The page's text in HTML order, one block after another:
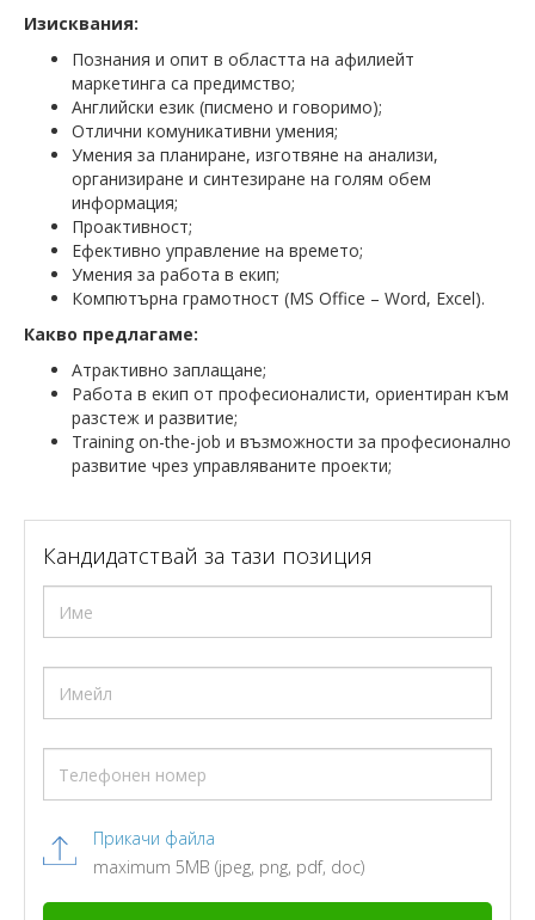
Изисквания:
Познания и опит в областта на афилиейт
маркетинга са предимство;
Английски език (писмено и говоримо);
Отлични комуникативни умения;
Умения за планиране, изготвяне на анализи,
организиране и синтезиране на голям обем
информация;
Проактивност;
Ефективно управление на времето;
Умения за работа в екип;
Компютърна грамотност (MS Office – Word, Excel).
Какво предлагаме:
Атрактивно заплащане;
Работа в екип от професионалисти, ориентиран към
разстеж и развитие;
Training on-the-job и възможности за професионално
развитие чрез управляваните проекти;
Кандидатствай за тази позиция
Прикачи файла
maximum 5MB (jpeg, png, pdf, doc)